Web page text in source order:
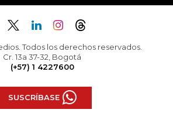
Todos los derechos reservados.
Cr. 13a 37-32, Bogotá
(+57) 1 4227600
SUSCRÍBASE